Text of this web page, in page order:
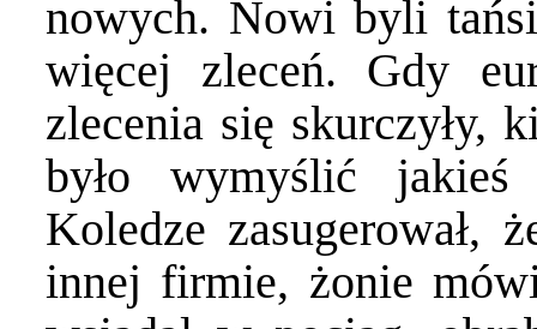
nowych. Nowi byli
więcej zleceń. Gdy
zlecenia się skurczyły,
było wymyślić jakieś
Koledze zasugerował,
innej firmie, żonie